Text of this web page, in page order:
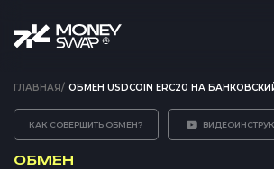
ГЛАВНАЯ/ ОБМЕН USDCOIN ERC20 НА
КАК СОВЕРШИТЬ ОБМЕН?
ОБМЕН